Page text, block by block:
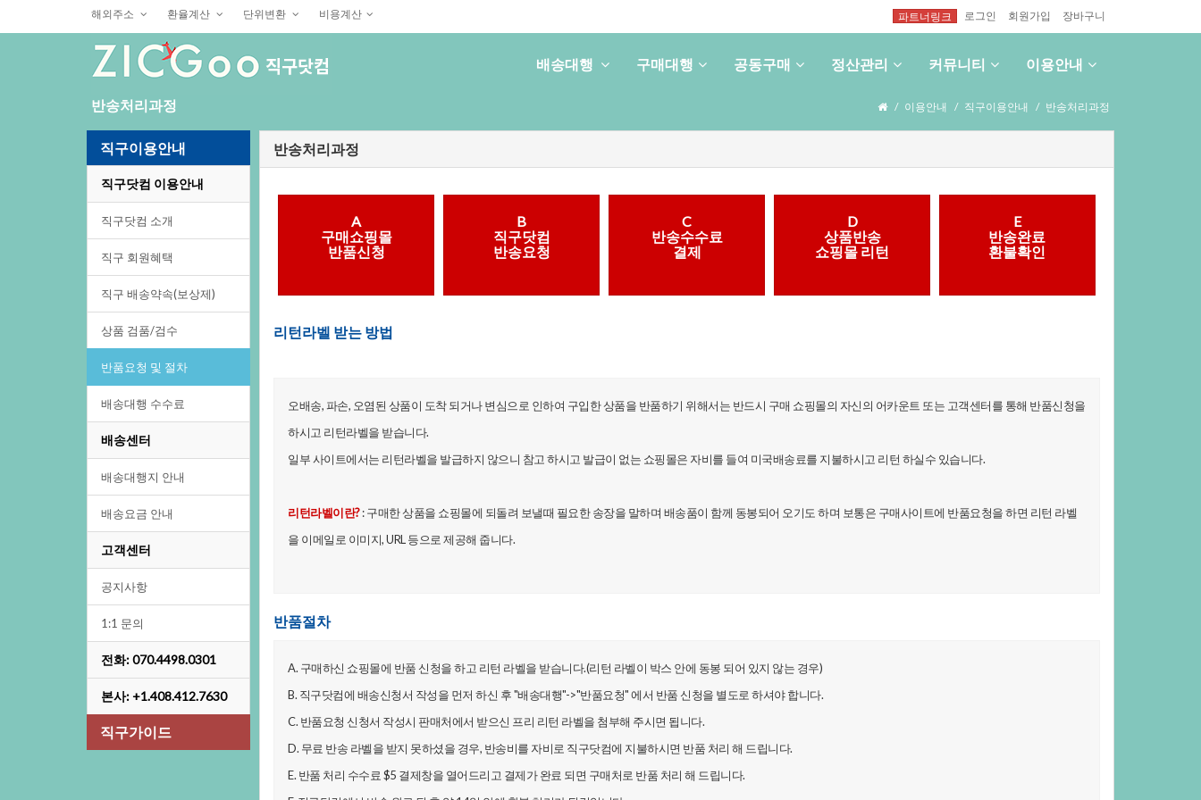
해외주소 환율계산 단위변환 비용계산 파트너링크 로그인 회원가입 장바구니
배송대행 구매대행 공동구매 정산관리 커뮤니티 이용안내
반송처리과정 이용안내 직구이용안내 반송처리과정
직구이용안내
직구닷컴이용안내
직구닷컴소개
직구회원혜택
직구배송약속(보상제)
상품검품/검수
반품요청및절차
배송대행수수료
배송센터
배송대행지안내
배송요금안내
고객센터
공지사항
1:1문의
전화:070.4498.0301
본사:+1.408.412.7630
직구가이드
반송처리과정
A
구매쇼핑몰
반품신청
B
직구닷컴
반송요청
C
반송수수료
결제
D
상품반송
쇼핑몰리턴
E
반송완료
환불확인
리턴라벨받는방법
오배송,파손,오염된상품이도착되거나변심으로인하여구입한상품을반품하기위해서는반드시구매쇼핑몰의자신의어카운트또는고객센터를통해반품신청을
하시고리턴라벨을받습니다.
일부사이트에서는리턴라벨을발급하지않으니참고하시고발급이없는쇼핑몰은자비를들여미국배송료를지불하시고리턴하실수있습니다.
리턴라벨이란?:구매한상품을쇼핑몰에되돌려보낼때필요한송장을말하며배송품이함께동봉되어오기도하며보통은구매사이트에반품요청을하면리턴라벨
을이메일로이미지,URL등으로제공해줍니다.
반품절차
A.구매하신쇼핑몰에반품신청을하고리턴라벨을받습니다.(리턴라벨이박스안에동봉되어있지않는경우)
B.직구닷컴에배송신청서작성을먼저하신후"배송대행"->"반품요청"에서반품신청을별도로하셔야합니다.
C.반품요청신청서작성시판매처에서받으신프리리턴라벨을첨부해주시면됩니다.
D.무료반송라벨을받지못하셨을경우,반송비를자비로직구닷컴에지불하시면반품처리해드립니다.
E.반품처리수수료$5결제창을열어드리고결제가완료되면구매처로반품처리해드립니다.